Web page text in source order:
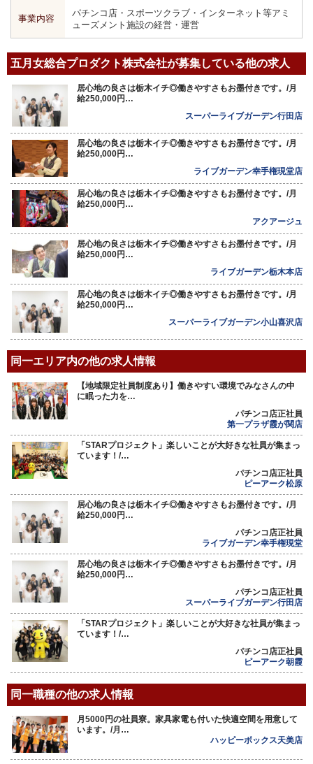
事業内容
パチンコ店・スポーツクラブ・インターネット等アミ
ューズメント施設の経営・運営
五月女総合プロダクト株式会社が募集している他の求人
居心地の良さは栃木イチ◎働きやすさもお墨付きです。/月
給250,000円…
スーパーライブガーデン行田店
居心地の良さは栃木イチ◎働きやすさもお墨付きです。/月
給250,000円…
ライブガーデン幸手権現堂店
居心地の良さは栃木イチ◎働きやすさもお墨付きです。/月
給250,000円…
アクアージュ
居心地の良さは栃木イチ◎働きやすさもお墨付きです。/月
給250,000円…
ライブガーデン栃木本店
居心地の良さは栃木イチ◎働きやすさもお墨付きです。/月
給250,000円…
スーパーライブガーデン小山喜沢店
同一エリア内の他の求人情報
【地域限定社員制度あり】働きやすい環境でみなさんの中
に眠った力を…
パチンコ店正社員
第一プラザ霞が関店
「STARプロジェクト」楽しいことが大好きな社員が集まっ
ています！/…
パチンコ店正社員
ピーアーク松原
居心地の良さは栃木イチ◎働きやすさもお墨付きです。/月
給250,000円…
パチンコ店正社員
ライブガーデン幸手権現堂
居心地の良さは栃木イチ◎働きやすさもお墨付きです。/月
給250,000円…
パチンコ店正社員
スーパーライブガーデン行田店
「STARプロジェクト」楽しいことが大好きな社員が集まっ
ています！/…
パチンコ店正社員
ピーアーク朝霞
同一職種の他の求人情報
月5000円の社員寮。家具家電も付いた快適空間を用意して
います。/月…
ハッピーボックス天美店